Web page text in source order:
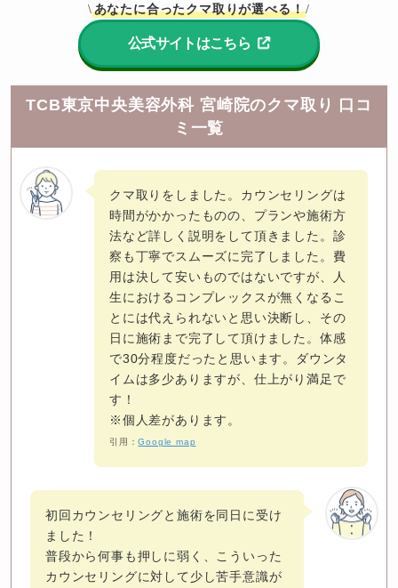
\あなたに合ったクマ取りが選べる！/
公式サイトはこちら
TCB東京中央美容外科 宮崎院のクマ取り 口コ
ミ一覧
クマ取りをしました。カウンセリングは
時間がかかったものの、プランや施術方
法など詳しく説明をして頂きました。診
察も丁寧でスムーズに完了しました。費
用は決して安いものではないですが、人
生におけるコンプレックスが無くなるこ
とには代えられないと思い決断し、その
日に施術まで完了して頂けました。体感
で30分程度だったと思います。ダウンタ
イムは多少ありますが、仕上がり満足で
す！
※個人差があります。
引用：Google map
初回カウンセリングと施術を同日に受け
ました！
普段から何事も押しに弱く、こういった
カウンセリングに対して少し苦手意識が